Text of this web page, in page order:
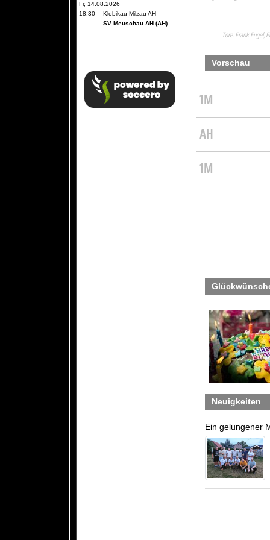
Fr, 14.08.2026
18:30
Klobikau-Milzau AH
SV Meuschau AH (AH)
Tore: Frank Engel,
Vorschau
1M
AH
1M
Neuigkeiten
Ein gelungener